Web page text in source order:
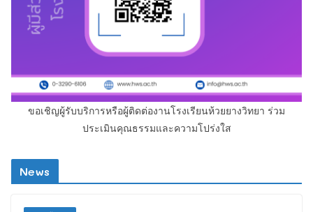
ขอเชิญผู้รับบริการหรือผู้ติดต่องานโรงเรียนห้วยยางวิทยา ร่วม
ประเมินคุณธรรมและความโปร่งใส
News